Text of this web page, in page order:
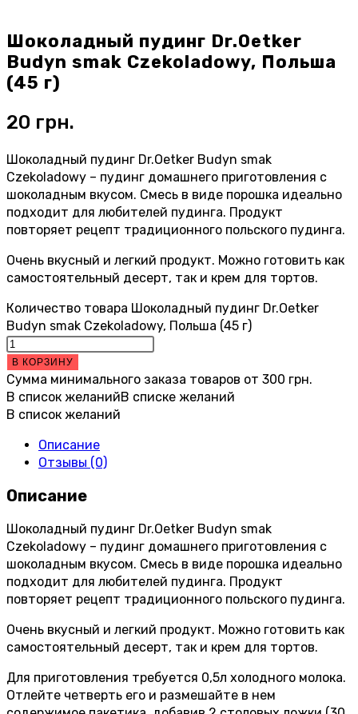
Шоколадный пудинг Dr.Oetker
Budyn smak Czekoladowy, Польша
(45 г)
20 грн.
Шоколадный пудинг Dr.Oetker Budyn smak
Czekoladowy – пудинг домашнего приготовления с
шоколадным вкусом. Смесь в виде порошка идеально
подходит для любителей пудинга. Продукт
повторяет рецепт традиционного польского пудинга.
Очень вкусный и легкий продукт. Можно готовить как
самостоятельный десерт, так и крем для тортов.
Количество товара Шоколадный пудинг Dr.Oetker
Budyn smak Czekoladowy, Польша (45 г)
В КОРЗИНУ
Сумма минимального заказа товаров от 300 грн.
В список желанийВ списке желаний
В список желаний
Описание
Отзывы (0)
Описание
Шоколадный пудинг Dr.Oetker Budyn smak
Czekoladowy – пудинг домашнего приготовления с
шоколадным вкусом. Смесь в виде порошка идеально
подходит для любителей пудинга. Продукт
повторяет рецепт традиционного польского пудинга.
Очень вкусный и легкий продукт. Можно готовить как
самостоятельный десерт, так и крем для тортов.
Для приготовления требуется 0,5л холодного молока.
Отлейте четверть его и размешайте в нем